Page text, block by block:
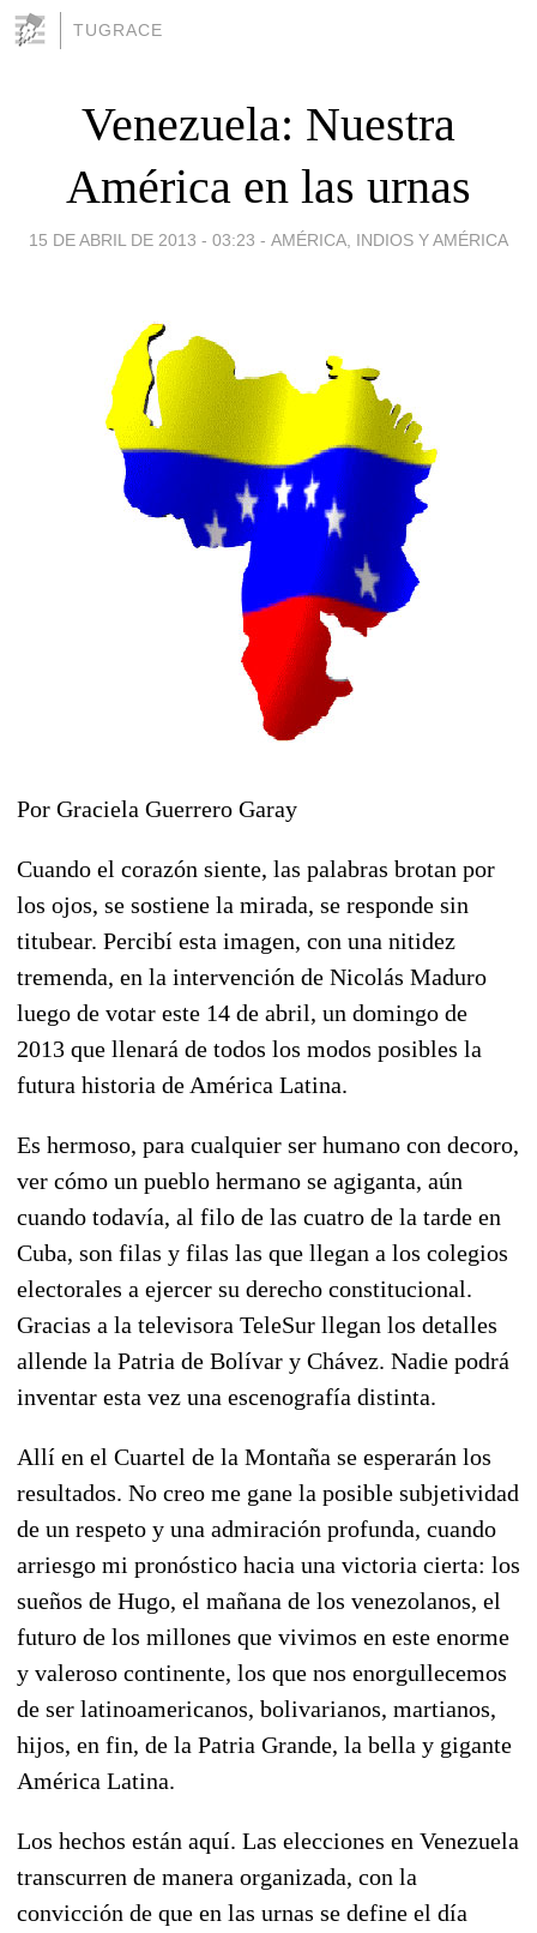
TUGRACE
Venezuela: Nuestra
América en las urnas
15 DE ABRIL DE 2013 - 03:23 - AMÉRICA, INDIOS Y AMÉRICA
Por Graciela Guerrero Garay
Cuando el corazón siente, las palabras brotan por
los ojos, se sostiene la mirada, se responde sin
titubear. Percibí esta imagen, con una nitidez
tremenda, en la intervención de Nicolás Maduro
luego de votar este 14 de abril, un domingo de
2013 que llenará de todos los modos posibles la
futura historia de América Latina.
Es hermoso, para cualquier ser humano con decoro,
ver cómo un pueblo hermano se agiganta, aún
cuando todavía, al filo de las cuatro de la tarde en
Cuba, son filas y filas las que llegan a los colegios
electorales a ejercer su derecho constitucional.
Gracias a la televisora TeleSur llegan los detalles
allende la Patria de Bolívar y Chávez. Nadie podrá
inventar esta vez una escenografía distinta.
Allí en el Cuartel de la Montaña se esperarán los
resultados. No creo me gane la posible subjetividad
de un respeto y una admiración profunda, cuando
arriesgo mi pronóstico hacia una victoria cierta: los
sueños de Hugo, el mañana de los venezolanos, el
futuro de los millones que vivimos en este enorme
y valeroso continente, los que nos enorgullecemos
de ser latinoamericanos, bolivarianos, martianos,
hijos, en fin, de la Patria Grande, la bella y gigante
América Latina.
Los hechos están aquí. Las elecciones en Venezuela
transcurren de manera organizada, con la
convicción de que en las urnas se define el día